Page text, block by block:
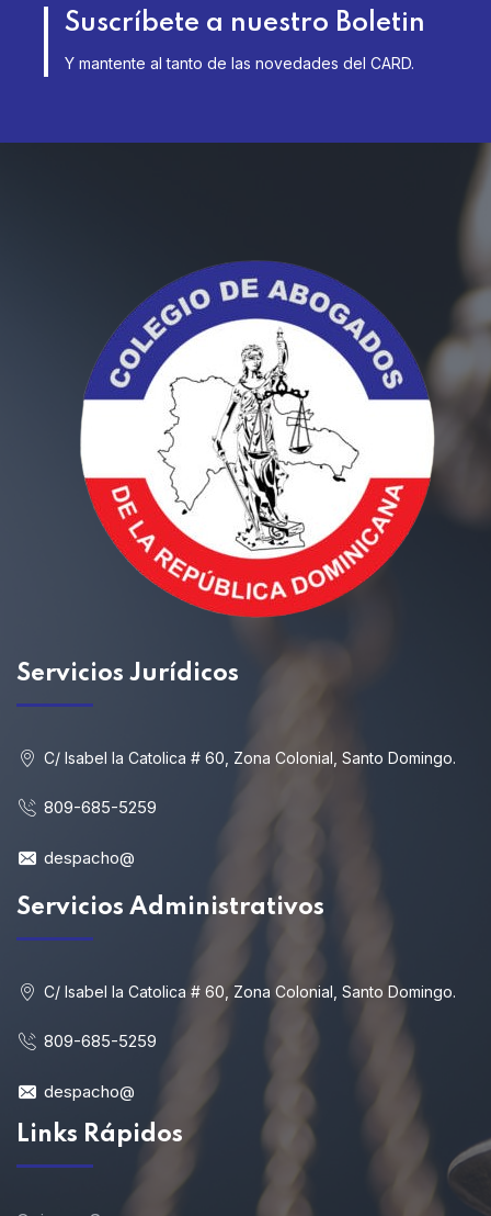
Suscríbete a nuestro Boletin
Y mantente al tanto de las novedades del CARD.
Servicios Jurídicos
C/ Isabel la Catolica # 60, Zona Colonial, Santo Domingo.
809-685-5259
despacho@
Servicios Administrativos
C/ Isabel la Catolica # 60, Zona Colonial, Santo Domingo.
809-685-5259
despacho@
Links Rápidos